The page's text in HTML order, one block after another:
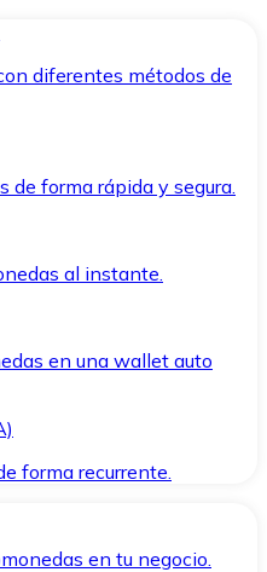
diferentes métodos de
de forma rápida y segura.
al instante.
en una wallet auto
forma recurrente.
en tu negocio.